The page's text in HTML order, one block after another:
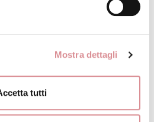
Mostra dettagli
tutti
MODELLO:
VENDEE
a principessa, romantico e
è in pizzocome le maniche